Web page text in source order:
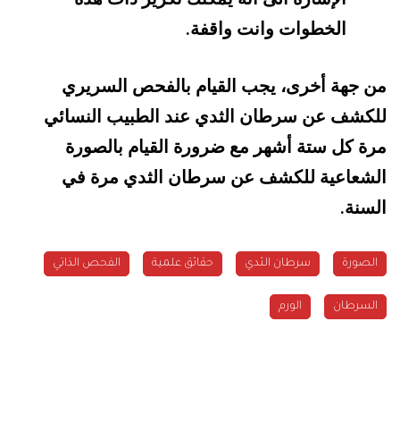
الخطوات وانت واقفة.
من جهة أخرى، يجب القيام بالفحص السريري
للكشف عن سرطان الثدي عند الطبيب النسائي
مرة كل ستة أشهر مع ضرورة القيام بالصورة
الشعاعية للكشف عن سرطان الثدي مرة في
السنة.
الصورة سرطان الثدي حقائق علمية الفحص الذاتي
السرطان الورم